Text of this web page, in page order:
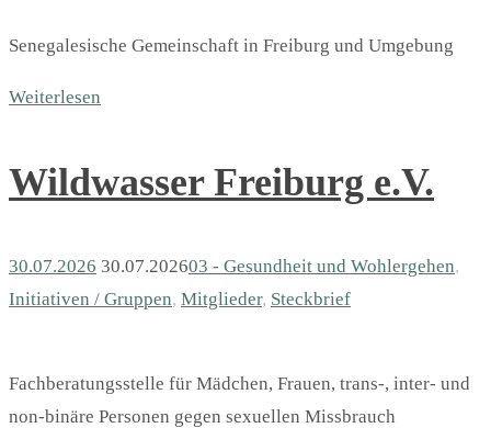
Senegalesische Gemeinschaft in Freiburg und Umgebung
Weiterlesen
Wildwasser Freiburg e.V.
30.07.2026 30.07.202603 - Gesundheit und Wohlergehen,
Initiativen / Gruppen, Mitglieder, Steckbrief
Fachberatungsstelle für Mädchen, Frauen, trans-, inter- und
non-binäre Personen gegen sexuellen Missbrauch